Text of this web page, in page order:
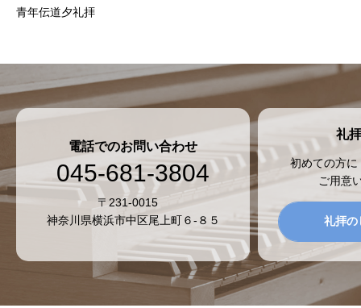
青年伝道夕礼拝
電話でのお問い合わせ
045-681-3804
〒231-0015
神奈川県横浜市中区尾上町６-８５
礼
初めての方
ご用意
礼拝の